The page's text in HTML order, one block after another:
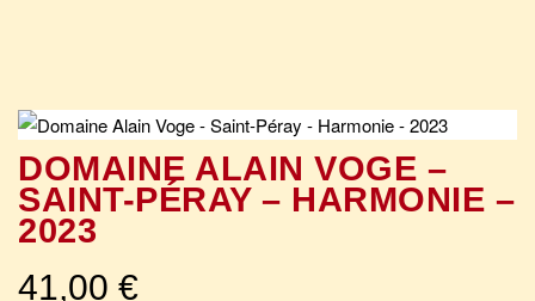
DOMAINE ALAIN VOGE –
SAINT-PÉRAY – HARMONIE –
2023
41,00 €